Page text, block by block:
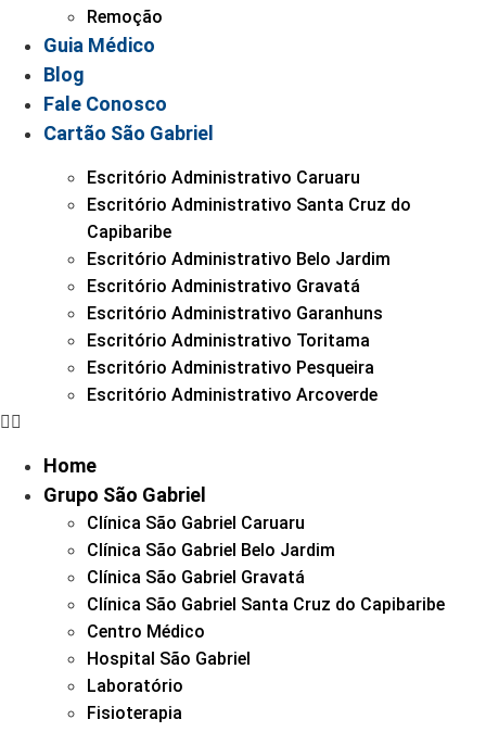
Remoção
Guia Médico
Blog
Fale Conosco
Cartão São Gabriel
Escritório Administrativo Caruaru
Escritório Administrativo Santa Cruz do
Capibaribe
Escritório Administrativo Belo Jardim
Escritório Administrativo Gravatá
Escritório Administrativo Garanhuns
Escritório Administrativo Toritama
Escritório Administrativo Pesqueira
Escritório Administrativo Arcoverde
Home
Grupo São Gabriel
Clínica São Gabriel Caruaru
Clínica São Gabriel Belo Jardim
Clínica São Gabriel Gravatá
Clínica São Gabriel Santa Cruz do Capibaribe
Centro Médico
Hospital São Gabriel
Laboratório
Fisioterapia